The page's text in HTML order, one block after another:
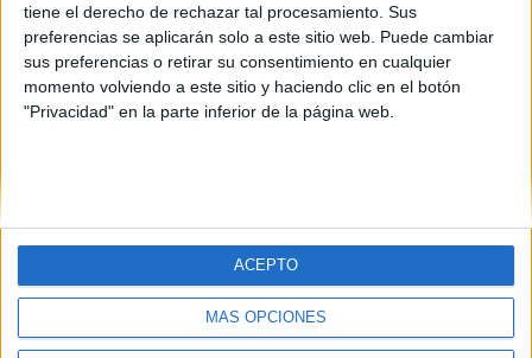
tiene el derecho de rechazar tal procesamiento. Sus
preferencias se aplicarán solo a este sitio web. Puede cambiar
sus preferencias o retirar su consentimiento en cualquier
momento volviendo a este sitio y haciendo clic en el botón
"Privacidad" en la parte inferior de la página web.
MÁS OPCIONES
ACEPTO
No es cine todo lo que relucees una web dedicada a la
crítica y actualidad tanto de cine como de series, sin
olvidarse del formato físico, festivales, entrevistas,
concursos...